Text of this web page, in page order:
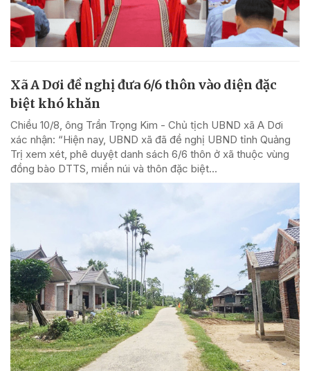
Xã A Dơi đề nghị đưa 6/6 thôn vào diện đặc
biệt khó khăn
Chiều 10/8, ông Trần Trọng Kim - Chủ tịch UBND xã A Dơi
xác nhận: “Hiện nay, UBND xã đã đề nghị UBND tỉnh Quảng
Trị xem xét, phê duyệt danh sách 6/6 thôn ở xã thuộc vùng
đồng bào DTTS, miền núi và thôn đặc biệt...